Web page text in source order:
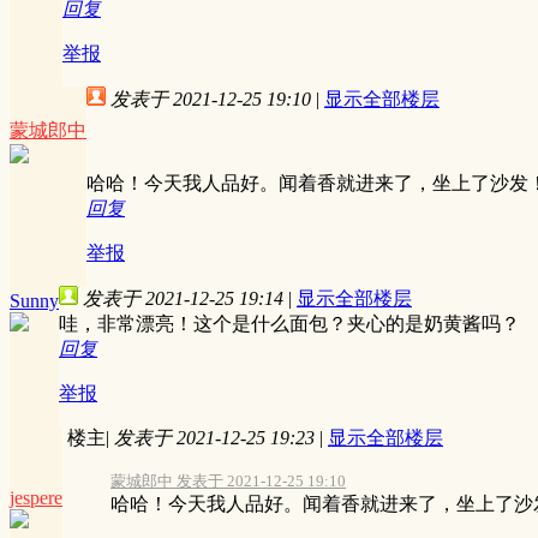
回复
举报
蒙城郎中
发表于 2021-12-25 19:10 | 显示全部楼层
哈哈！今天我人品好。闻着香就进来了，坐上了沙发
回复
举报
Sunny 发表于 2021-12-25 19:14 | 显示全部楼层
哇，非常漂亮！这个是什么面包？夹心的是奶黄酱吗？
回复
举报
jespere
楼主| 发表于 2021-12-25 19:23 | 显示全部楼层
蒙城郎中 发表于 2021-12-25 19:10
哈哈！今天我人品好。闻着香就进来了，坐上了沙